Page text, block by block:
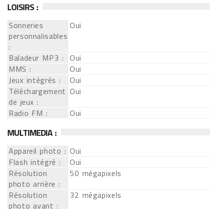
LOISIRS :
Sonneries
personnalisables
:
Oui
Baladeur MP3 : Oui
MMS :
Oui
Jeux intégrés :
Oui
Téléchargement
de jeux :
Oui
Radio FM :
Oui
MULTIMEDIA :
Appareil photo : Oui
Flash intégré :
Oui
Résolution
photo arrière :
50 mégapixels
Résolution
photo avant :
32 mégapixels